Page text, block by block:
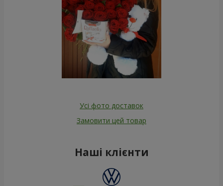
Усі фото доставок
Замовити цей товар
Наші клієнти